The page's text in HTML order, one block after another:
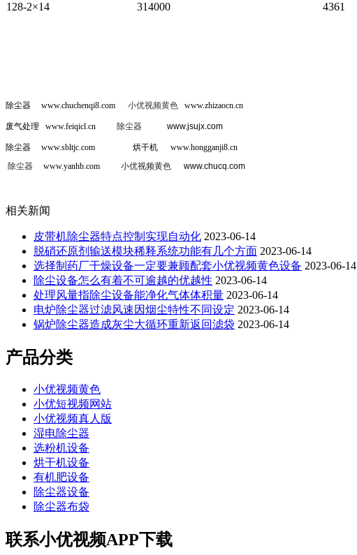
128-2×14
314000 4361
除尘器 www.chuchenqi8.com 小优视频黄色 www.zhizaocn.cn
废气处理 www.feiqicl.cn 除尘器 www.jsujx.com
除尘器 www.sbltjc.com 烘干机 www.hongganji8.cn
除尘器
www.yanhb.com 小优视频黄色 www.chucq.com
相关新闻
皮带机除尘器特点控制实现自动化 2023-06-14
脱硝还原剂输送模块稀释系统功能有几个方面 2023-06-14
选择制药厂干燥设备一定要兼顾配套小优视频黄色设备 2023-06-14
除尘设备怎么有着不可逾越的优越性 2023-06-14
处理风量指除尘设备能净化气体体积量 2023-06-14
电炉除尘器过滤风速因烟尘特性不同设定 2023-06-14
锅炉除尘器造成灰尘大循环重新返回滤袋 2023-06-14
产品分类
小优视频黄色
小优短视频网站
小优视频真人版
湿电除尘器
选粉机设备
烘干机设备
有机肥设备
除尘器设备
除尘器布袋
联系小优视频APP下载